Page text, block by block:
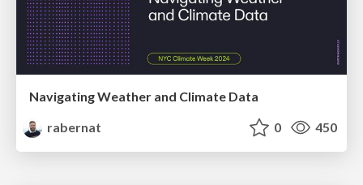
Navigating Weather and Climate Data
rabernat
0 450